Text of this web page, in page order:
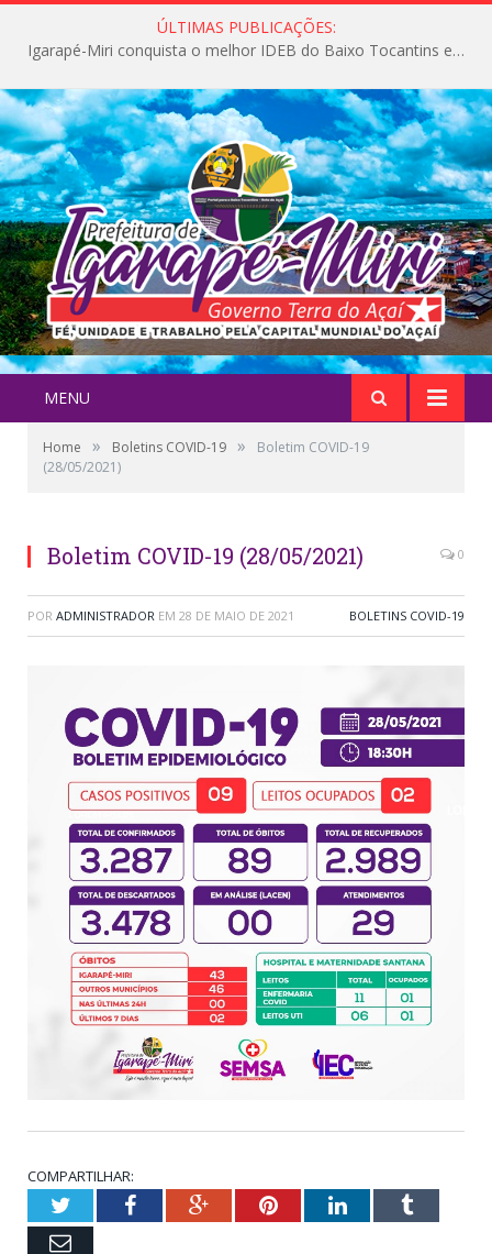
ÚLTIMAS PUBLICAÇÕES:
Igarapé-Miri conquista o melhor IDEB do Baixo Tocantins e avança na qualidade da educação pública
MENU
Home » Boletins COVID-19 »
Boletim COVID-19
(28/05/2021)
Boletim COVID-19 (28/05/2021) 0
POR ADMINISTRADOR EM 28 DE MAIO DE 2021 BOLETINS COVID-19
COMPARTILHAR:
TwitterFacebookGoogle+PinterestLinkedInTumblr
Email